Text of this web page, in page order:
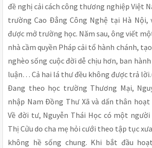
đề nghị cải cách công thương nghiệp Việt
trường Cao Ðẳng Công Nghệ tại Hà Nội,
được mở trường học. Năm sau, ông viết
nhà cầm quyền Pháp cải tổ hành chánh,
nghèo sống cuộc đời dễ chịu hơn, ban
luận… Cả hai lá thư đều không được trả
Ðang theo học trường Thương Mại,
nhập Nam Ðồng Thư Xã và dấn thân hoạt
Về đời tư, Nguyễn Thái Học có một
Thị Cửu do cha mẹ hỏi cưới theo tập tục
không hề sống chung. Khi bắt đầu